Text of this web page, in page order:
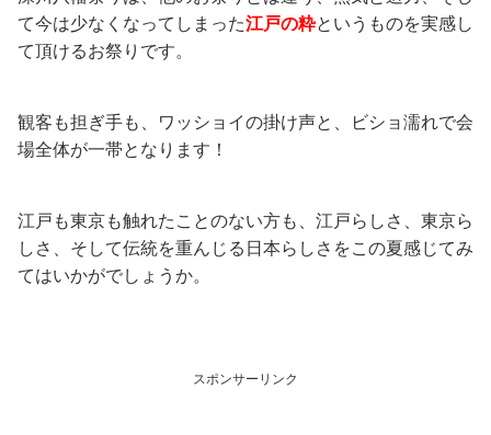
て今は少なくなってしまった江戸の粋というものを実感し
て頂けるお祭りです。
観客も担ぎ手も、ワッショイの掛け声と、ビショ濡れで会
場全体が一帯となります！
江戸も東京も触れたことのない方も、江戸らしさ、東京ら
しさ、そして伝統を重んじる日本らしさをこの夏感じてみ
てはいかがでしょうか。
スポンサーリンク